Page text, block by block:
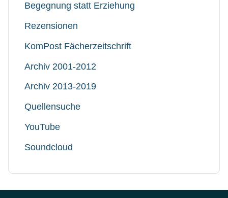
Begegnung statt Erziehung
Rezensionen
KomPost Fächerzeitschrift
Archiv 2001-2012
Archiv 2013-2019
Quellensuche
YouTube
Soundcloud